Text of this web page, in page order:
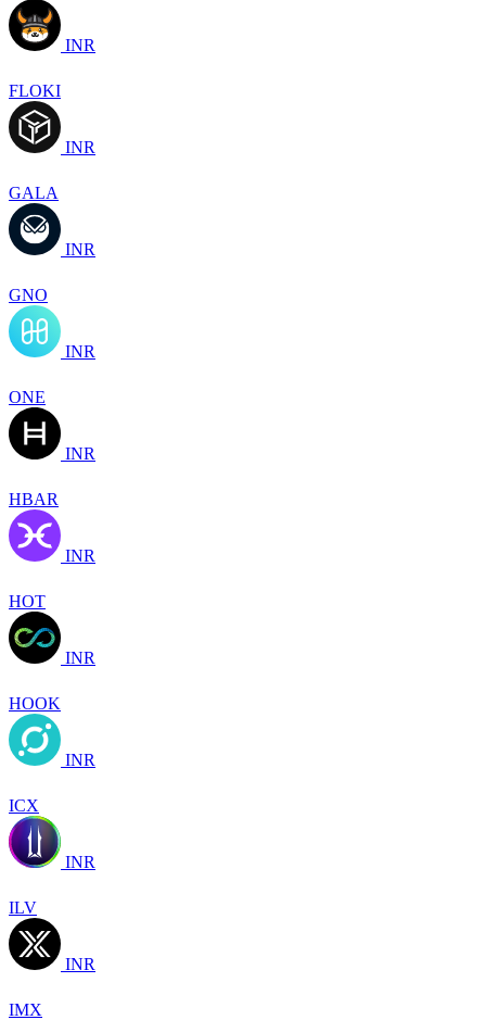
INR
FLOKI
INR
GALA
INR
GNO
INR
ONE
INR
HBAR
INR
HOT
INR
HOOK
INR
ICX
INR
ILV
INR
IMX